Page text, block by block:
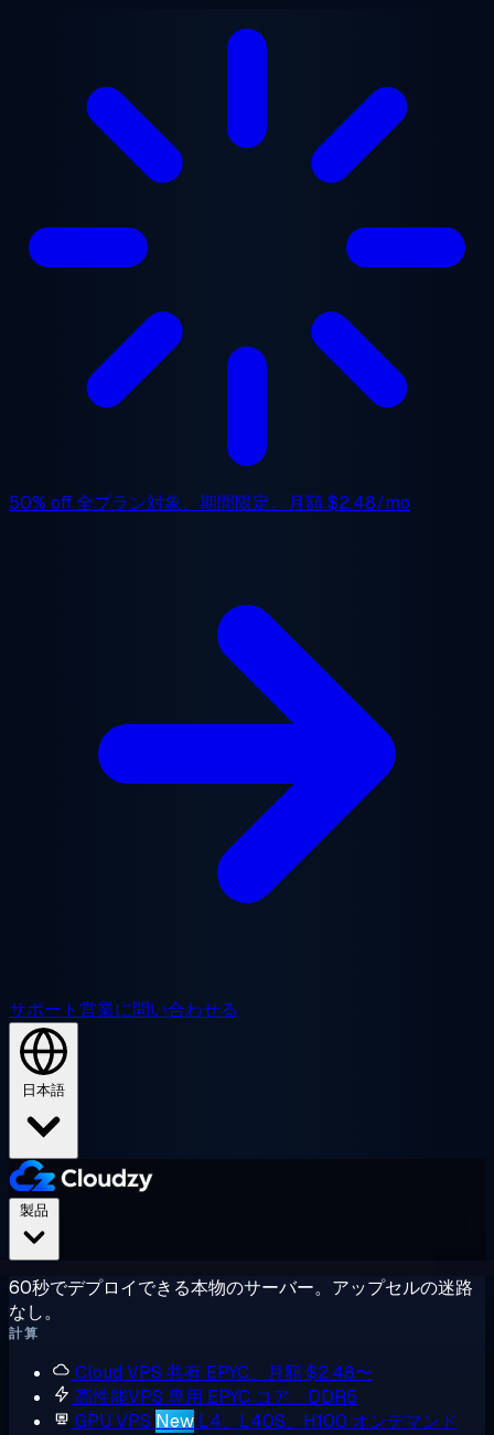
50% off全プラン対象、期間限定。月額$2.48/mo
サポート営業に問い合わせる
日本語
60秒でデプロイできる本物のサーバー。アップセルの迷路
なし。
計算
Cloud VPS 共有 EPYC、月額 $2.48〜
高性能VPS 専用 EPYC コア、DDR5
GPU VPS New L4、L40S、H100 オンデマンド